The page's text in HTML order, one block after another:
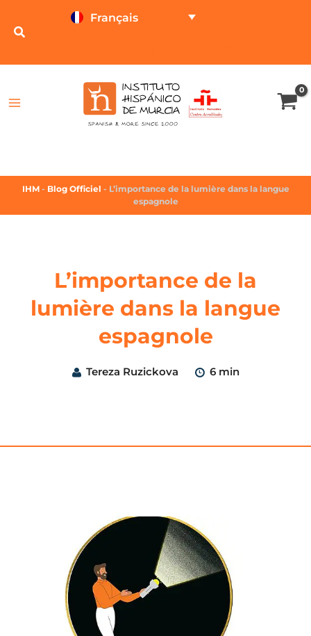
Français
IHM - Blog Officiel - L’importance de la lumière dans la langue
espagnole
L’importance de la
lumière dans la langue
espagnole
Tereza Ruzickova 6 min